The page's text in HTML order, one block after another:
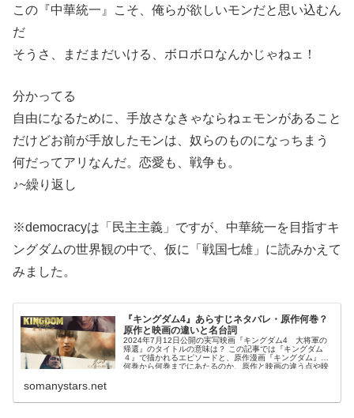
この『中華統一』こそ、俺らが欲しいモンだと思い込むん
だ
そうさ、まだまだいける、ボロボロなんかじゃねェ！
分かってる
自由になるために、手放さなきゃならねェモンがあること
だけどお前が手放したモンは、奴らのものになっちまう
何だってアリなんだ。恋愛も、戦争も。
♪~繰り返し
※democracyは「民主主義」ですが、中華統一を目指すキ
ングダムの世界観の中で、仮に「戦国七雄」に読みかえて
みました。
『キングダム4』あらすじネタバレ・原作何巻？
原作と映画の違いと名台詞
2024年7月12日公開の実写映画『キングダム4 大将軍の
帰還』のタイトルの意味は？ この記事では『キングダム
４』で描かれるエピソードと、原作漫画『キングダム』の
何巻から何巻までにあたるのか、原作と映画の違う点や映
somanystars.net